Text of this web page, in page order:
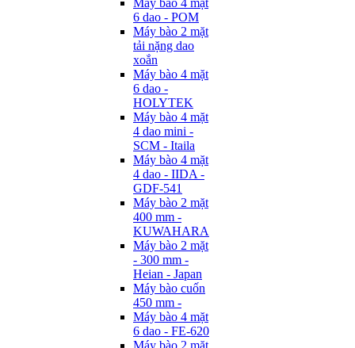
Máy bào 4 mặt
6 dao - POM
Máy bào 2 mặt
tải nặng dao
xoắn
Máy bào 4 mặt
6 dao -
HOLYTEK
Máy bào 4 mặt
4 dao mini -
SCM - Itaila
Máy bào 4 mặt
4 dao - IIDA -
GDF-541
Máy bào 2 mặt
400 mm -
KUWAHARA
Máy bào 2 mặt
- 300 mm -
Heian - Japan
Máy bào cuốn
450 mm -
Máy bào 4 mặt
6 dao - FE-620
Máy bào 2 mặt